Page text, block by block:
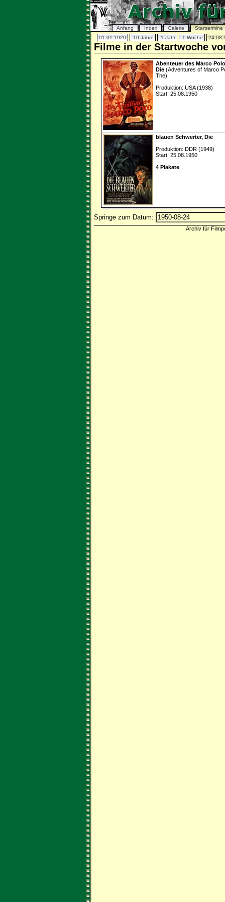
Anfang Index Galerie
Starttermine
01.01.1920
-10 Jahre -1 Jahr -1 Woche
Filme in der Startwoche
Abenteuer des Marco
Die (Adventures of Marco
The)
Produktion: USA (1938)
Start: 25.08.1950
blauen Schwerter, Die
Produktion: DDR (1949)
Start: 25.08.1950
4 Plakate
Springe zum Datum:
Archiv für